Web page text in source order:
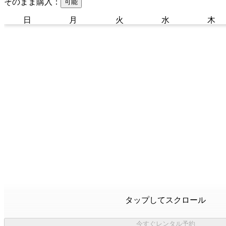
可能
日 月 火 水 木
タップしてスクロール
今すぐレンタル予約